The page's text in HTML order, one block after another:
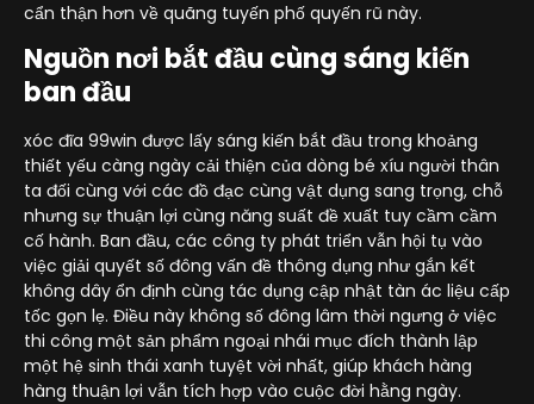
cẩn thận hơn về quãng tuyến phố quyến rũ này.
Nguồn nơi bắt đầu cùng sáng kiến
ban đầu
xóc đĩa 99win được lấy sáng kiến bắt đầu trong khoảng
thiết yếu càng ngày cải thiện của dòng bé xíu người thân
ta đối cùng với các đồ đạc cùng vật dụng sang trọng, chỗ
nhưng sự thuận lợi cùng năng suất đề xuất tuy cầm cầm
cố hành. Ban đầu, các công ty phát triển vẫn hội tụ vào
việc giải quyết số đông vấn đề thông dụng như gắn kết
không dây ổn định cùng tác dụng cập nhật tàn ác liệu cấp
tốc gọn lẹ. Điều này không số đông lâm thời ngưng ở việc
thi công một sản phẩm ngoại nhái mục đích thành lập
một hệ sinh thái xanh tuyệt vời nhất, giúp khách hàng
hàng thuận lợi vẫn tích hợp vào cuộc đời hằng ngày.